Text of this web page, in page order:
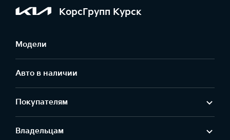
КорсГрупп Курск
Модели
Авто в наличии
Покупателям
Владельцам